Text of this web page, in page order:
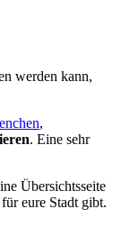
werden kann,
,
. Eine sehr
Übersichtsseite
eure Stadt gibt.